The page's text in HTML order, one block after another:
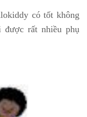
có tốt không
được rất nhiều phụ